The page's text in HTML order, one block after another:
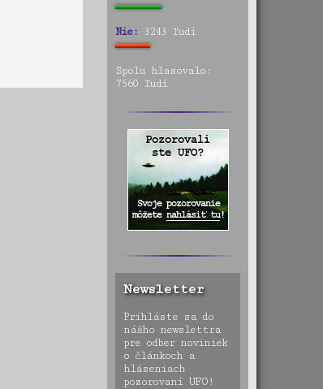
Nie: 3243 ľudí
Spolu hlasovalo:
7560 ľudí
Newsletter
Prihláste sa do
nášho newslettra
pre odber noviniek
o článkoch a
hláseniach
pozorovaní UFO!